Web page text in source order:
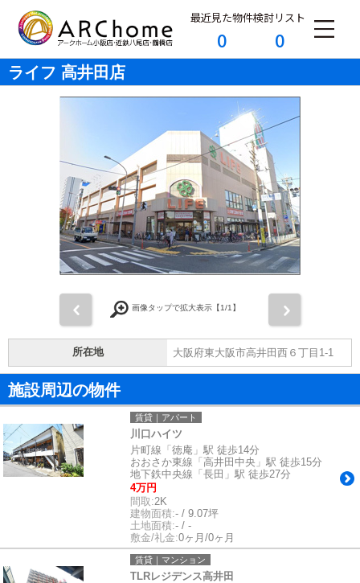
最近見た物件
0
検討リスト
0
ライフ 高井田店
画像タップで拡大表示【1/1】
所在地 大阪府東大阪市高井田西６丁目1-1
施設周辺の物件
賃貸｜アパート
川口ハイツ
片町線「徳庵」駅 徒歩14分
おおさか東線「高井田中央」駅 徒歩15分
地下鉄中央線「長田」駅 徒歩27分
4万円
間取:2K
建物面積:- / 9.07坪
土地面積:- / -
敷金/礼金:0ヶ月/0ヶ月
賃貸｜マンション
TLRレジデンス高井田